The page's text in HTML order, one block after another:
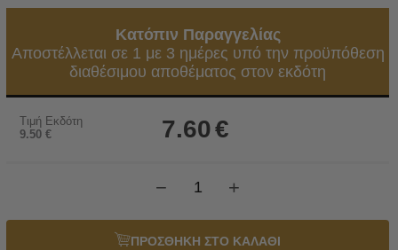
Κατόπιν Παραγγελίας
Αποστέλλεται σε 1 με 3 ημέρες υπό την προϋπόθεση
διαθέσιμου αποθέματος στον εκδότη
Τιμή Εκδότη
9.50 € 7.60€
+
−
ΠΡΟΣΘΗΚΗ ΣΤΟ ΚΑΛΑΘΙ